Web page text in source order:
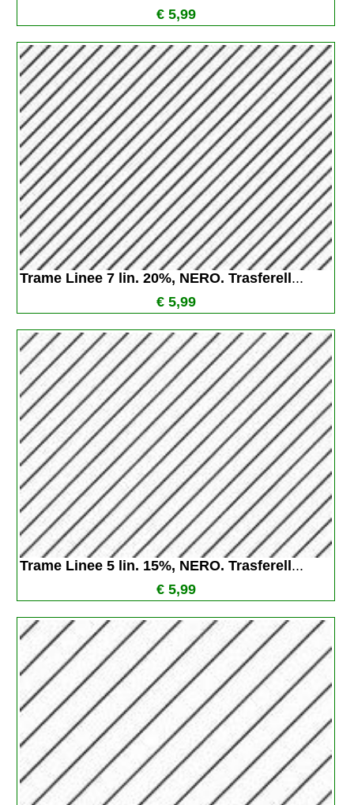
€ 5,99
Trame Linee 7 lin. 20%, NERO. Trasferell ...
€ 5,99
Trame Linee 5 lin. 15%, NERO. Trasferell ...
€ 5,99